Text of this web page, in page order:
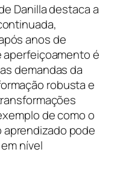
Danilla destaca a
anos de
é
demandas da
robusta e
de como o
pode
nível